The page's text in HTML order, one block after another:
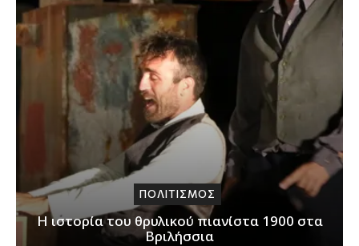
ΠΟΛΙΤΙΣΜΟΣ
Η ιστορία του θρυλικού πιανίστα 1900 στα
Βριλήσσια